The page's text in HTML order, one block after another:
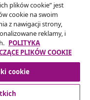
plików cookie” jest
cookie na swoim
z nawigacji strony,
reklamy, i
POLITYKA
PLIKÓW COOKIE
cookie